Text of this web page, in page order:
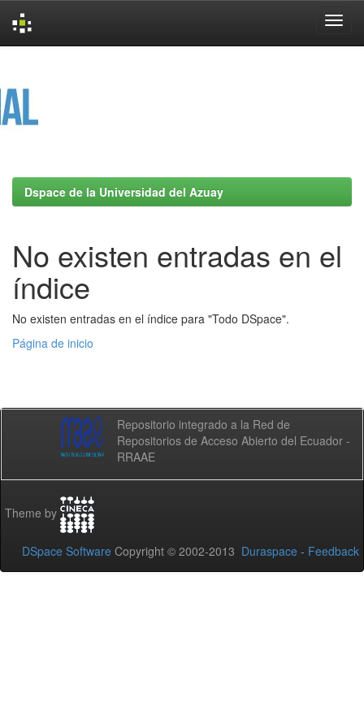
Dspace de la Universidad del Azuay
No existen entradas en el
índice
No existen entradas en el índice para "Todo DSpace".
Página de inicio
Repositorio integrado a la Red de
Repositorios de Acceso Abierto del Ecuador -
RRAAE
Theme by
DSpace Software Copyright © 2002-2013 Duraspace - Feedback